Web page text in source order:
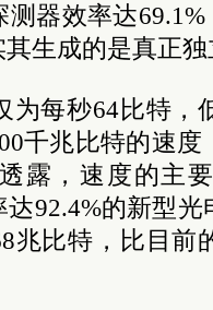
器效率达
生成的是真正
为每秒64比特，
千兆比特的速
露，速度的主
92.4%的新型
兆比特，比目前